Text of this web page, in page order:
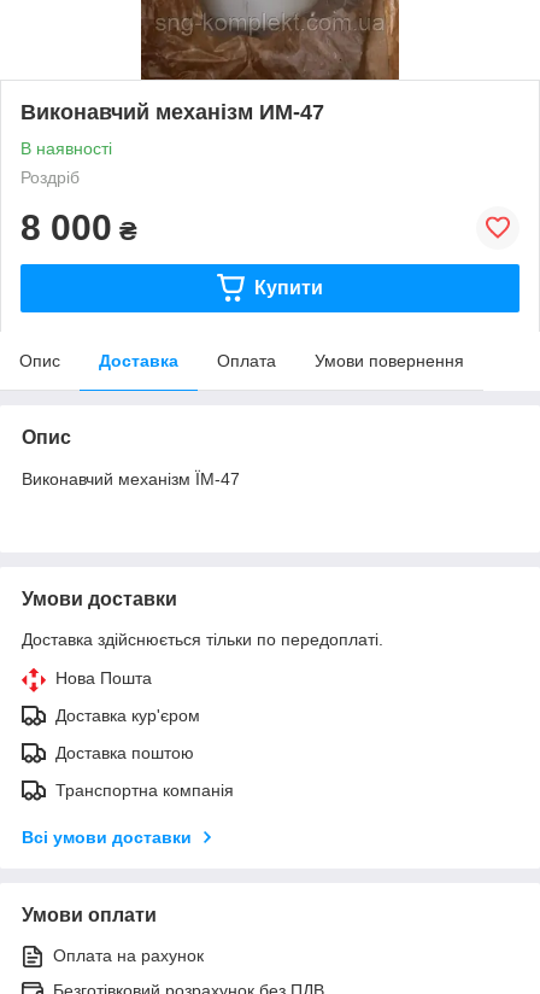
Виконавчий механізм ИМ-47
В наявності
Роздріб
8 000 ₴
Купити
Опис Доставка Оплата Умови повернення
Опис
Виконавчий механізм ЇМ-47
Умови доставки
Доставка здійснюється тільки по передоплаті.
Нова Пошта
Доставка кур'єром
Доставка поштою
Транспортна компанія
Всі умови доставки
Умови оплати
Оплата на рахунок
Безготівковий розрахунок без ПДВ